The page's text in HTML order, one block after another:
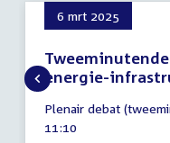
6 mrt 2025
energie-
maart
2025
Plenair debat
Tijd
11:10